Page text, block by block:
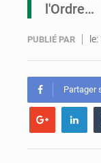
l'Ordre…
PUBLIÉ PAR le:
Partager